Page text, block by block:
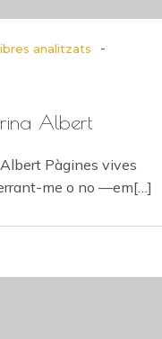
analitzats -
Albert
Pàgines vives
me o no —em[…]